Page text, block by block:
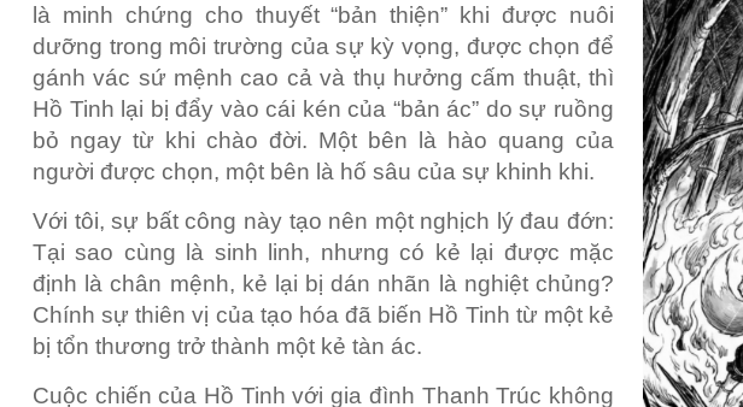
là minh chứng cho thuyết “bản thiện” khi được nuôi
dưỡng trong môi trường của sự kỳ vọng, được chọn để
gánh vác sứ mệnh cao cả và thụ hưởng cấm thuật, thì
Hồ Tinh lại bị đẩy vào cái kén của “bản ác” do sự ruồng
bỏ ngay từ khi chào đời. Một bên là hào quang của
người được chọn, một bên là hố sâu của sự khinh khi.
Với tôi, sự bất công này tạo nên một nghịch lý đau đớn:
Tại sao cùng là sinh linh, nhưng có kẻ lại được mặc
định là chân mệnh, kẻ lại bị dán nhãn là nghiệt chủng?
Chính sự thiên vị của tạo hóa đã biến Hồ Tinh từ một kẻ
bị tổn thương trở thành một kẻ tàn ác.
Cuộc chiến của Hồ Tinh với gia đình Thanh Trúc không